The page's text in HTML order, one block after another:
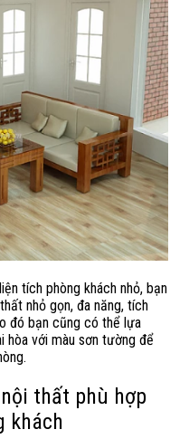
tích phòng khách nhỏ, bạn
nhỏ gọn, đa năng, tích
đó bạn cũng có thể lựa
hòa với màu sơn tường để
thất phù hợp
khách